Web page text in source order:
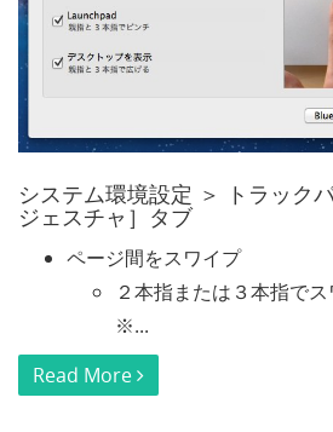
システム環境設定 ＞ トラック
ジェスチャ］タブ
ページ間をスワイプ
２本指または３本指で
※...
Read More